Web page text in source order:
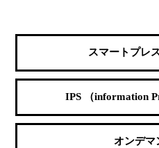
スマートプレ
IPS （information
オンデマ